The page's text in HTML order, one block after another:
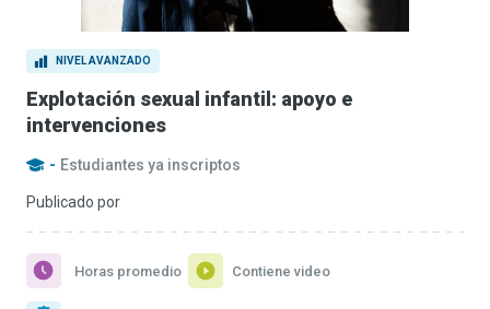
NIVEL AVANZADO
Explotación sexual infantil: apoyo e
intervenciones
- Estudiantes ya inscriptos
Publicado por
Horas promedio Contiene video